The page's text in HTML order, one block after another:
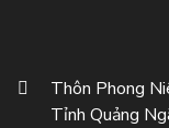
Thôn Phong
Tỉnh Quảng